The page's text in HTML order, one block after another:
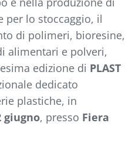
per lo stoccaggio, il
di polimeri, bioresine,
alimentari e polveri,
edizione di PLAST
dedicato
plastiche, in
giugno, presso Fiera